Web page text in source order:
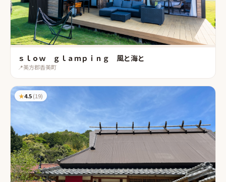
ｓｌｏｗ ｇｌａｍｐｉｎｇ 風と海と
📍美方郡香美町
★4.5(19)